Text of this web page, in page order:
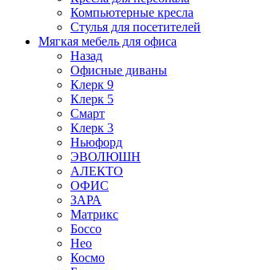
Компьютерные кресла
Стулья для посетителей
Мягкая мебель для офиса
Назад
Офисные диваны
Клерк 9
Клерк 5
Смарт
Клерк 3
Ньюфорд
ЭВОЛЮШН
АЛЕКТО
ОФИС
ЗАРА
Матрикс
Боссо
Нео
Космо